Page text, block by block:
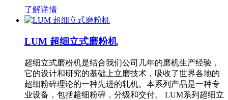
了解详情
LUM 超细立式磨粉机
超细立式磨粉机是结合我们公司几年的磨机生产经验，
它的设计和研究的基础上立磨技术，吸收了世界各地的
超细粉碎理论的一种先进的轧机。本系列产品是一种专
业设备，包括超细粉碎，分级和交付。 LUM系列超细立